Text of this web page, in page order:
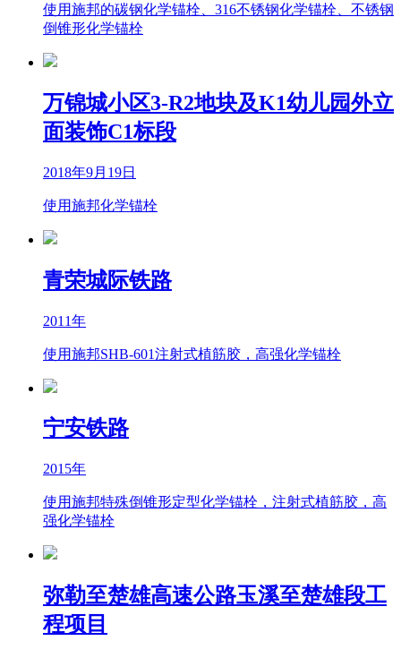
使用施邦的碳钢化学锚栓、316不锈钢化学锚栓、不锈钢
倒锥形化学锚栓
万锦城小区3-R2地块及K1幼儿园外立
面装饰C1标段
2018年9月19日
使用施邦化学锚栓
青荣城际铁路
2011年
使用施邦SHB-601注射式植筋胶，高强化学锚栓
宁安铁路
2015年
使用施邦特殊倒锥形定型化学锚栓，注射式植筋胶，高
强化学锚栓
弥勒至楚雄高速公路玉溪至楚雄段工
程项目